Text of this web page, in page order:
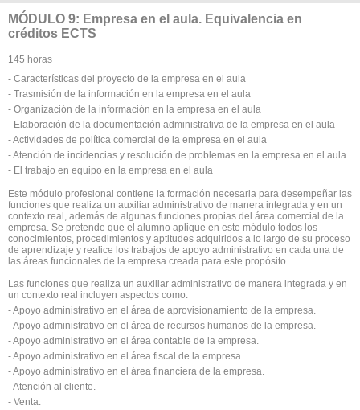
MÓDULO 9: Empresa en el aula. Equivalencia en
créditos ECTS
145 horas
- Características del proyecto de la empresa en el aula
- Trasmisión de la información en la empresa en el aula
- Organización de la información en la empresa en el aula
- Elaboración de la documentación administrativa de la empresa en el aula
- Actividades de política comercial de la empresa en el aula
- Atención de incidencias y resolución de problemas en la empresa en el aula
- El trabajo en equipo en la empresa en el aula
Este módulo profesional contiene la formación necesaria para desempeñar las
funciones que realiza un auxiliar administrativo de manera integrada y en un
contexto real, además de algunas funciones propias del área comercial de la
empresa. Se pretende que el alumno aplique en este módulo todos los
conocimientos, procedimientos y aptitudes adquiridos a lo largo de su proceso
de aprendizaje y realice los trabajos de apoyo administrativo en cada una de
las áreas funcionales de la empresa creada para este propósito.
Las funciones que realiza un auxiliar administrativo de manera integrada y en
un contexto real incluyen aspectos como:
- Apoyo administrativo en el área de aprovisionamiento de la empresa.
- Apoyo administrativo en el área de recursos humanos de la empresa.
- Apoyo administrativo en el área contable de la empresa.
- Apoyo administrativo en el área fiscal de la empresa.
- Apoyo administrativo en el área financiera de la empresa.
- Atención al cliente.
- Venta.